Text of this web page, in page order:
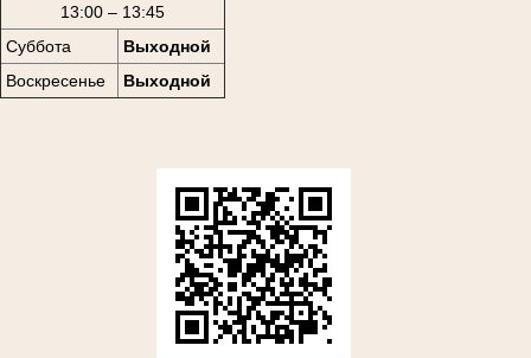
13:00 – 13:45
Суббота
Выходной
Воскресенье
Выходной